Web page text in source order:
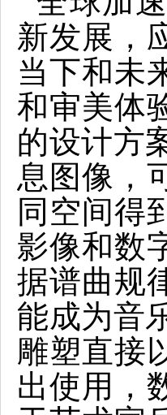
新发展，
当下和未
和审美体
的设计方
息图像，
同空间得
影像和数
据谱曲规
能成为音
雕塑直接
出使用，